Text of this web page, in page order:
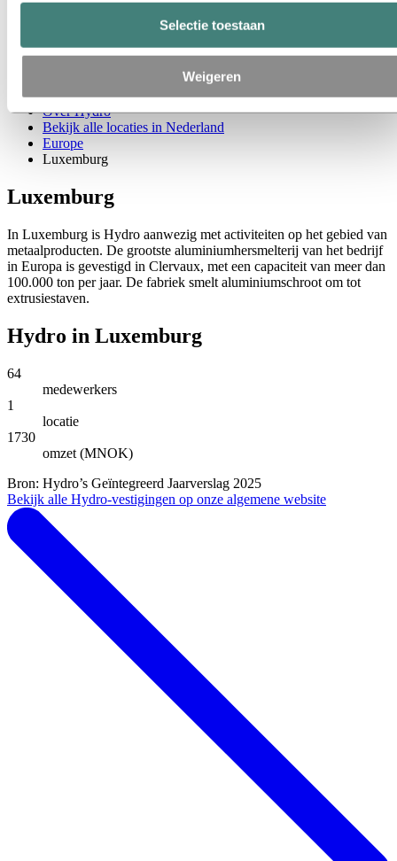
Selectie toestaan
Weigeren
Clervaux
Over Hydro
Bekijk alle locaties in Nederland
Europe
Luxemburg
Luxemburg
In Luxemburg is Hydro aanwezig met activiteiten op het gebied van
metaalproducten. De grootste aluminiumhersmelterij van het bedrijf
in Europa is gevestigd in Clervaux, met een capaciteit van meer dan
100.000 ton per jaar. De fabriek smelt aluminiumschroot om tot
extrusiestaven.
Hydro in Luxemburg
64
medewerkers
1
locatie
1730
omzet (MNOK)
Bron: Hydro’s Geïntegreerd Jaarverslag 2025
Bekijk alle Hydro-vestigingen op onze algemene website